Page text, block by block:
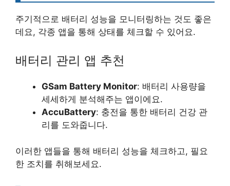
주기적으로 배터리 성능을 모니터링하는 것도 좋은
데요, 각종 앱을 통해 상태를 체크할 수 있어요.
배터리 관리 앱 추천
GSam Battery Monitor: 배터리 사용량을
세세하게 분석해주는 앱이에요.
AccuBattery: 충전을 통한 배터리 건강 관
리를 도와줍니다.
이러한 앱들을 통해 배터리 성능을 체크하고, 필요
한 조치를 취해보세요.